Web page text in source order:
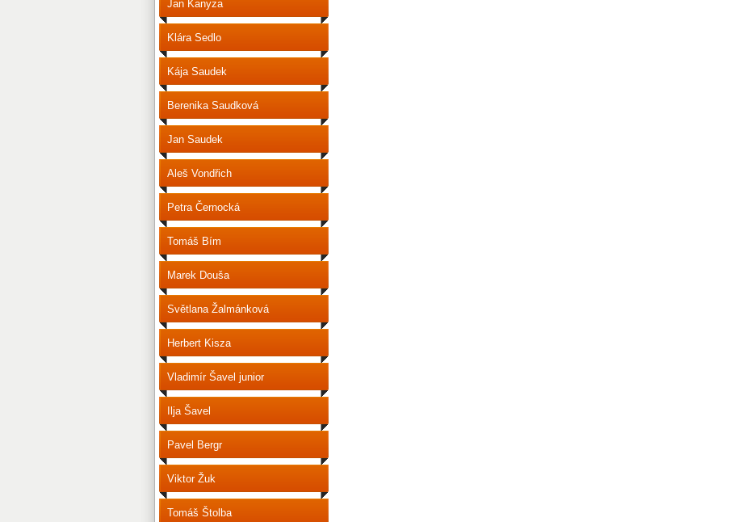
Jan Kanyza
Klára Sedlo
Kája Saudek
Berenika Saudková
Jan Saudek
Aleš Vondřich
Petra Černocká
Tomáš Bím
Marek Douša
Světlana Žalmánková
Herbert Kisza
Vladimír Šavel junior
Ilja Šavel
Pavel Bergr
Viktor Žuk
Tomáš Štolba